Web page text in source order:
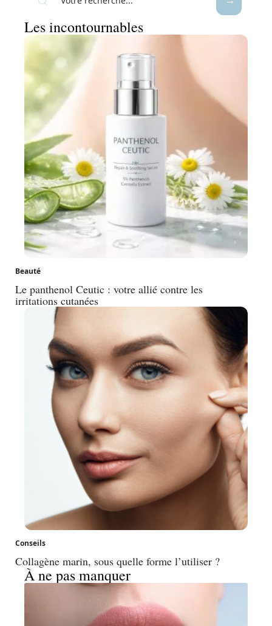
Les incontournables
Beauté
Le panthenol Ceutic : votre allié contre les
irritations cutanées
Conseils
Collagène marin, sous quelle forme l’utiliser ?
À ne pas manquer